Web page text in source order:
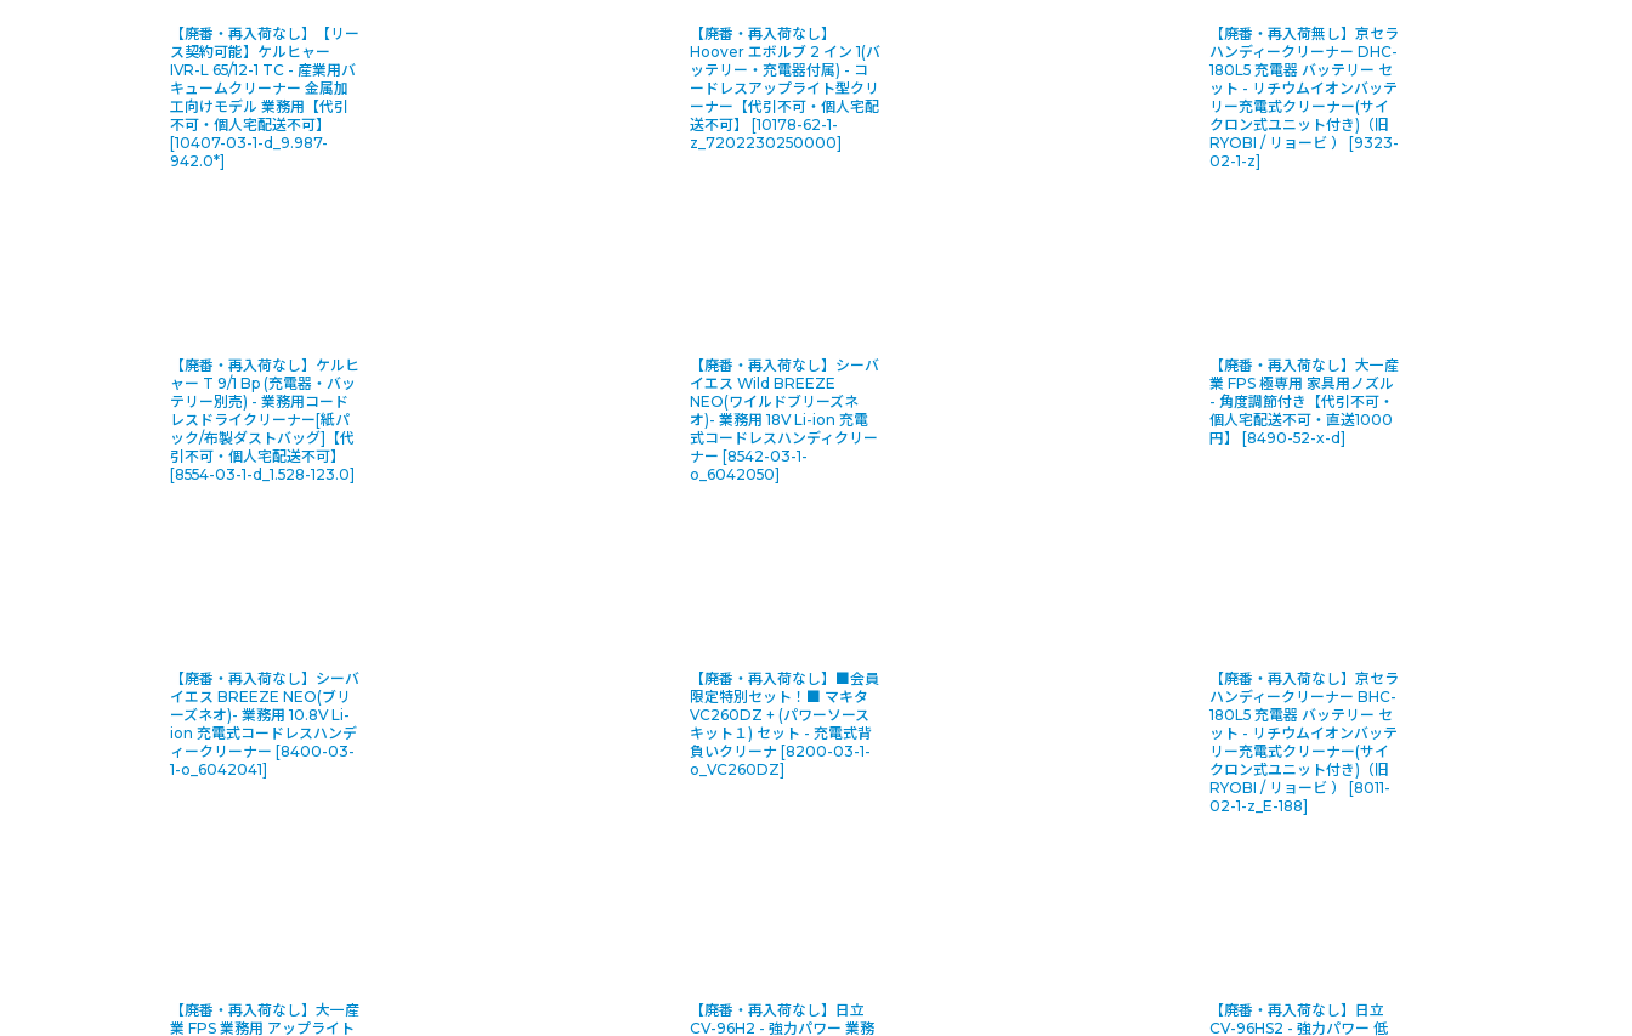
【廃番・再入荷なし】【リー
ス契約可能】ケルヒャー
IVR-L 65/12-1 TC - 産業用バ
キュームクリーナー 金属加
工向けモデル 業務用【代引
不可・個人宅配送不可】
[10407-03-1-d_9.987-
942.0*]
【廃番・再入荷なし】
Hoover エボルブ 2 イン 1(バ
ッテリー・充電器付属) - コ
ードレスアップライト型クリ
ーナー【代引不可・個人宅配
送不可】
[10178-62-1-
z_7202230250000]
【廃番・再入荷無し】京セラ
ハンディークリーナー DHC-
180L5 充電器 バッテリー セ
ット - リチウムイオンバッテ
リー充電式クリーナー(サイ
クロン式ユニット付き)（旧
RYOBI / リョービ ）
[9323-
02-1-z]
【廃番・再入荷なし】ケルヒ
ャー T 9/1 Bp (充電器・バッ
テリー別売) - 業務用コード
レスドライクリーナー[紙パ
ック/布製ダストバッグ]【代
引不可・個人宅配送不可】
[8554-03-1-d_1.528-123.0]
【廃番・再入荷なし】シーバ
イエス Wild BREEZE
NEO(ワイルドブリーズネ
オ)- 業務用 18V Li-ion 充電
式コードレスハンディクリー
ナー [8542-03-1-
o_6042050]
【廃番・再入荷なし】大一産
業 FPS 極専用 家具用ノズル
- 角度調節付き【代引不可・
個人宅配送不可・直送1000
円】
[8490-52-x-d]
【廃番・再入荷なし】シーバ
イエス BREEZE NEO(ブリ
ーズネオ)- 業務用 10.8V Li-
ion 充電式コードレスハンデ
ィークリーナー [8400-03-
1-o_6042041]
【廃番・再入荷なし】■会員
限定特別セット！■ マキタ
VC260DZ + (パワーソース
キット１) セット - 充電式背
負いクリーナ [8200-03-1-
o_VC260DZ]
【廃番・再入荷なし】京セラ
ハンディークリーナー BHC-
180L5 充電器 バッテリー セ
ット - リチウムイオンバッテ
リー充電式クリーナー(サイ
クロン式ユニット付き)（旧
RYOBI / リョービ ）
[8011-
02-1-z_E-188]
【廃番・再入荷なし】大一産
業 FPS 業務用 アップライト
【廃番・再入荷なし】日立
CV-96H2 - 強力パワー 業務
【廃番・再入荷なし】日立
CV-96HS2 - 強力パワー 低